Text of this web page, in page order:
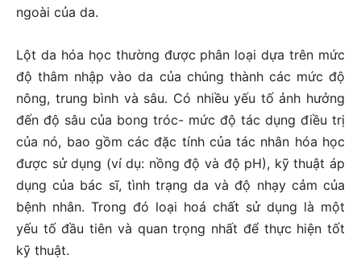
ngoài của da.
Lột da hóa học thường được phân loại dựa trên mức
độ thâm nhập vào da của chúng thành các mức độ
nông, trung bình và sâu. Có nhiều yếu tố ảnh hưởng
đến độ sâu của bong tróc- mức độ tác dụng điều trị
của nó, bao gồm các đặc tính của tác nhân hóa học
được sử dụng (ví dụ: nồng độ và độ pH), kỹ thuật áp
dụng của bác sĩ, tình trạng da và độ nhạy cảm của
bệnh nhân. Trong đó loại hoá chất sử dụng là một
yếu tố đầu tiên và quan trọng nhất để thực hiện tốt
kỹ thuật.